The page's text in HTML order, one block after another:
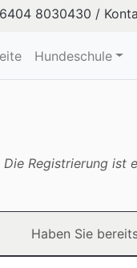
8030430 /
Hundeschule
Die Registrierung ist
Haben Sie